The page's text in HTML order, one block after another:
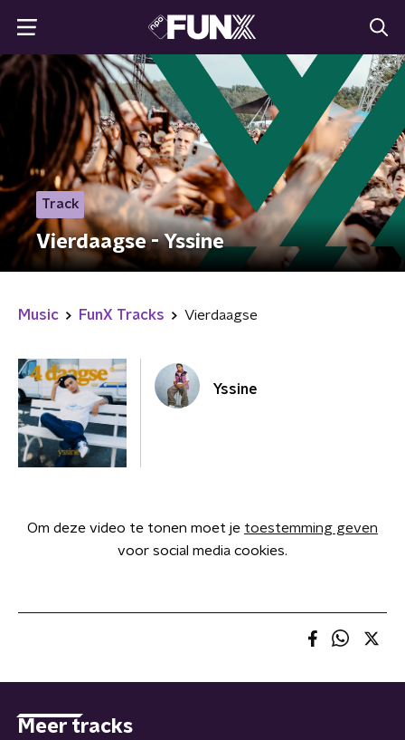
Track
Vierdaagse - Yssine
Music FunX Tracks Vierdaagse
Yssine
Om deze video te tonen moet je toestemming geven
voor social media cookies.
Meer tracks